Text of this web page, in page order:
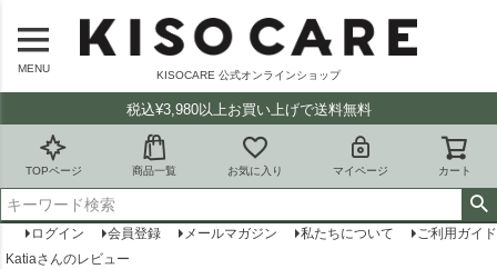
MENU
KISOCARE 公式オンラインショップ
税込¥3,980以上お買い上げで送料無料
TOPページ 商品一覧 お気に入り マイページ カート
ログイン 会員登録 メールマガジン 私たちについて
ご利用ガイド
Katiaさんのレビュー